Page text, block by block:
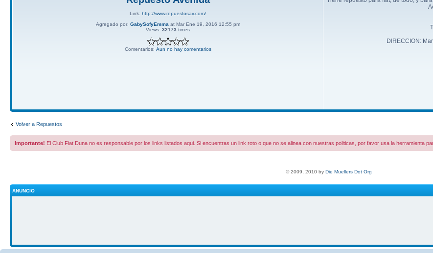
Link:http://www.repuestosav.com/
Agregado por: GabySofyEmma at Mar Ene 19, 2016 12:55 pm
Views:32173 times
Comentarios: Aun no hay comentarios
DIRECCION:
Volver a Repuestos
Importante! El Club Fiat Duna no es responsable por los links listados aqui. Si encuentras un link roto o que no se alinea con nuestras politicas, por favor usa la herramienta
© 2009, 2010 by Die Muellers Dot Org
ANUNCIO